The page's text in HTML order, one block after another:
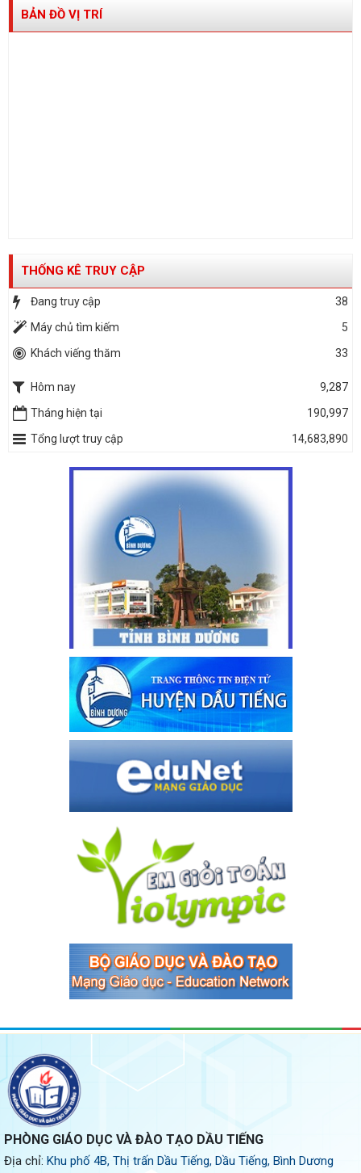
BẢN ĐỒ VỊ TRÍ
THỐNG KÊ TRUY CẬP
Đang truy cập
38
Máy chủ tìm kiếm
5
Khách viếng thăm
33
Hôm nay
9,287
Tháng hiện tại
190,997
Tổng lượt truy cập
14,683,890
PHÒNG GIÁO DỤC VÀ ĐÀO TẠO DẦU TIẾNG
Địa chỉ: Khu phố 4B, Thị trấn Dầu Tiếng, Dầu Tiếng, Bình Dương